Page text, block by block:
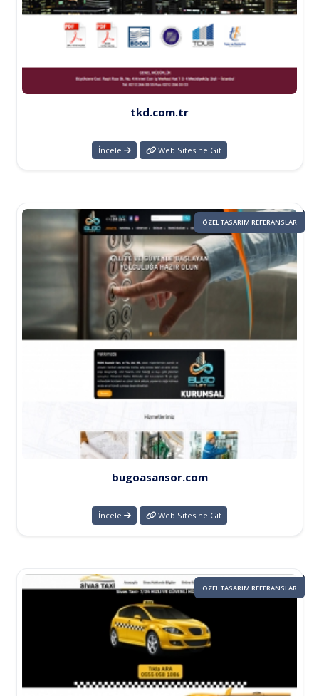
tkd.com.tr
İncele Web Sitesine Git
bugoasansor.com
ÖZEL TASARIM REFERANSLAR
İncele Web Sitesine Git
ÖZEL TASARIM REFERANSLAR